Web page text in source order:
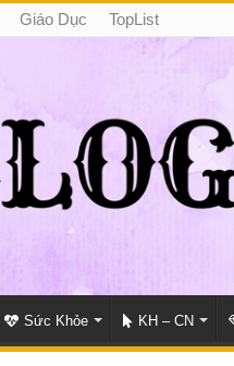
Giáo Dục TopList
Sức Khỏe KH – CN